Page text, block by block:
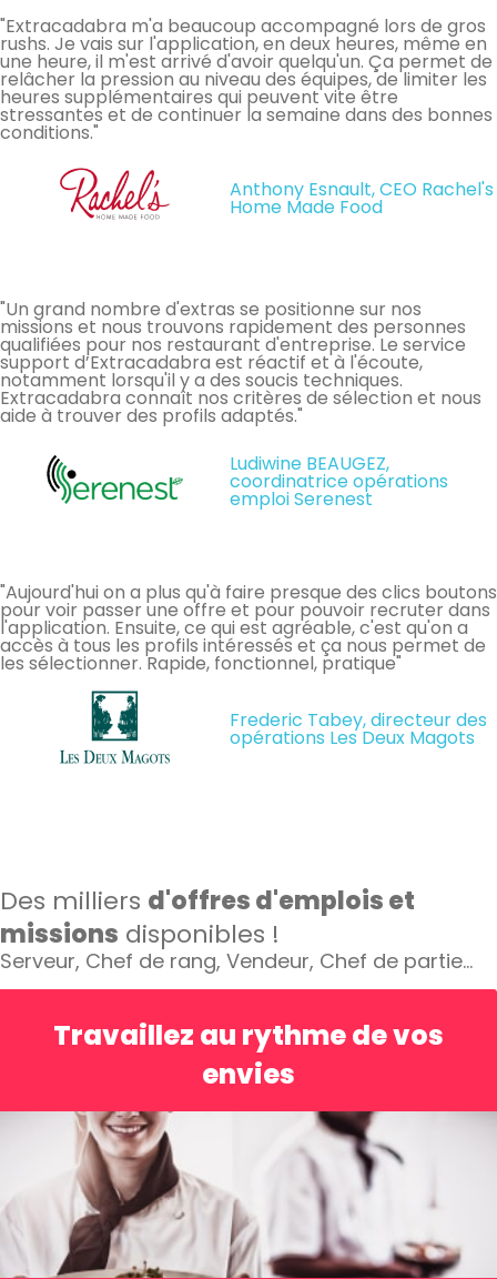
"Extracadabra m'a beaucoup accompagné lors de gros
rushs. Je vais sur l'application, en deux heures, même en
une heure, il m'est arrivé d'avoir quelqu'un. Ça permet de
relâcher la pression au niveau des équipes, de limiter les
heures supplémentaires qui peuvent vite être
stressantes et de continuer la semaine dans des bonnes
conditions."
Anthony Esnault, CEO Rachel's
Home Made Food
"Un grand nombre d'extras se positionne sur nos
missions et nous trouvons rapidement des personnes
qualifiées pour nos restaurant d'entreprise. Le service
support d’Extracadabra est réactif et à l'écoute,
notamment lorsqu'il y a des soucis techniques.
Extracadabra connaît nos critères de sélection et nous
aide à trouver des profils adaptés."
Ludiwine BEAUGEZ,
coordinatrice opérations
emploi Serenest
"Aujourd'hui on a plus qu'à faire presque des clics boutons
pour voir passer une offre et pour pouvoir recruter dans
l'application. Ensuite, ce qui est agréable, c'est qu'on a
accès à tous les profils intéressés et ça nous permet de
les sélectionner. Rapide, fonctionnel, pratique"
Frederic Tabey, directeur des
opérations Les Deux Magots
Des milliers d'offres d'emplois et
missions disponibles !
Serveur, Chef de rang, Vendeur, Chef de partie…
Travaillez au rythme de vos
envies